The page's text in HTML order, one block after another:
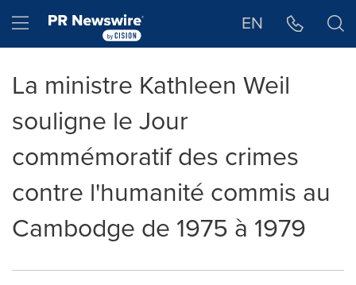
Hamburger menu EN
La ministre Kathleen Weil
souligne le Jour
commémoratif des crimes
contre l'humanité commis au
Cambodge de 1975 à 1979